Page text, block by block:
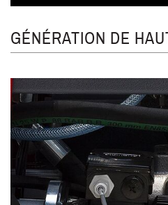
GÉNÉRATION DE